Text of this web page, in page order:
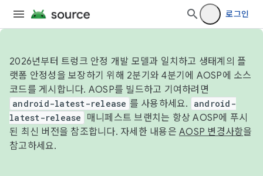
로그인
2026년부터 트렁크 안정 개발 모델과 일치하고 생태계의 플
랫폼 안정성을 보장하기 위해 2분기와 4분기에 AOSP에 소스
코드를 게시합니다. AOSP를 빌드하고 기여하려면
android-latest-release 를 사용하세요.
android-
latest-release
매니페스트 브랜치는 항상 AOSP에 푸시
된 최신 버전을 참조합니다. 자세한 내용은 AOSP 변경사항을
참고하세요.